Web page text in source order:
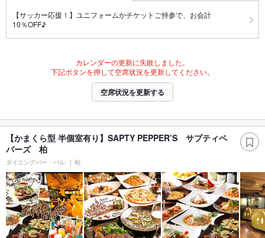
【サッカー応援！】ユニフォームかチケットご持参で、お会計
10％OFF♪
カレンダーの更新に失敗しました。
下記ボタンを押して空席状況を更新してください。
空席状況を更新する
【かまくら型 半個室有り】SAPTY PEPPER’S サプティペ
パーズ 柏
ダイニングバー・バル 柏